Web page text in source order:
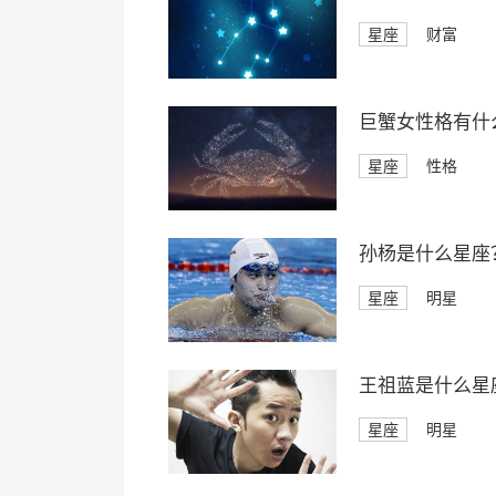
星座 财富
巨蟹女性格有
星座 性格
孙杨是什么星座
星座 明星
王祖蓝是什么星
星座 明星